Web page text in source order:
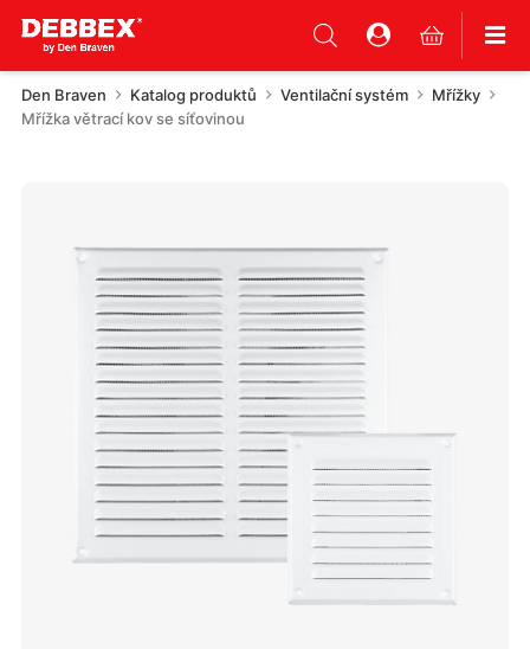
Den Braven Katalog produktů Ventilační systém
Mřížky
Mřížka větrací kov se síťovinou